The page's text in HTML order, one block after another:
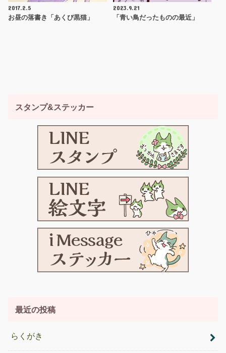
2017.2.5
お昼の落書き「あくび黒猫」
2023.9.21
「青い鳥だったものの最近」
スタンプ&ステッカー
最近の投稿
らくがき